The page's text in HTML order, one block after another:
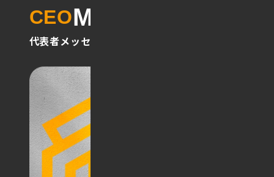
CEOMessage
代表者メッセージ